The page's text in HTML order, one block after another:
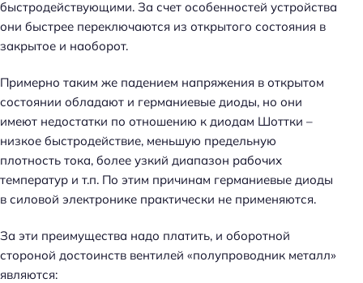
быстродействующими. За счет особенностей устройства
они быстрее переключаются из открытого состояния в
закрытое и наоборот.
Примерно таким же падением напряжения в открытом
состоянии обладают и германиевые диоды, но они
имеют недостатки по отношению к диодам Шоттки –
низкое быстродействие, меньшую предельную
плотность тока, более узкий диапазон рабочих
температур и т.п. По этим причинам германиевые диоды
в силовой электронике практически не применяются.
За эти преимущества надо платить, и оборотной
стороной достоинств вентилей «полупроводник металл»
являются: